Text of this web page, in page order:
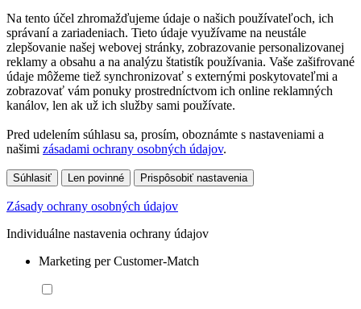
Na tento účel zhromažďujeme údaje o našich používateľoch, ich
správaní a zariadeniach. Tieto údaje využívame na neustále
zlepšovanie našej webovej stránky, zobrazovanie personalizovanej
reklamy a obsahu a na analýzu štatistík používania. Vaše zašifrované
údaje môžeme tiež synchronizovať s externými poskytovateľmi a
zobrazovať vám ponuky prostredníctvom ich online reklamných
kanálov, len ak už ich služby sami používate.
Pred udelením súhlasu sa, prosím, oboznámte s nastaveniami a
našimi zásadami ochrany osobných údajov.
Súhlasiť Len povinné Prispôsobiť nastavenia
Zásady ochrany osobných údajov
Individuálne nastavenia ochrany údajov
Marketing per Customer-Match